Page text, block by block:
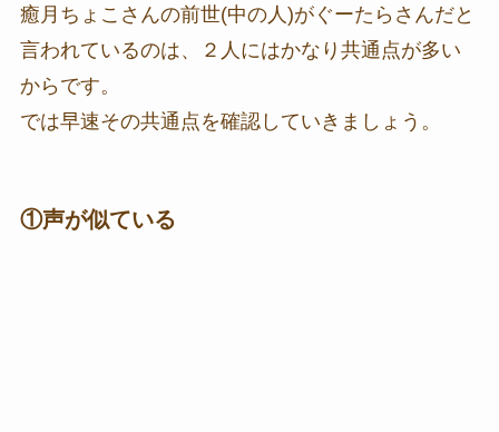
癒月ちょこさんの前世(中の人)がぐーたらさんだと
言われているのは、２人にはかなり共通点が多い
からです。
では早速その共通点を確認していきましょう。
①声が似ている